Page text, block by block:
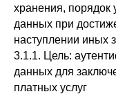
хранения, порядок
данных при
наступлении иных
3.1.1. Цель:
данных для
платных услуг